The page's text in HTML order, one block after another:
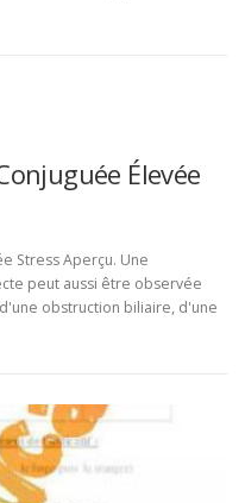
Élevée
Stress Aperçu. Une
peut aussi être observée
obstruction biliaire, d'une